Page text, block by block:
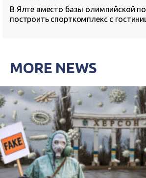
В Ялте вместо базы олимпийской
построить спорткомплекс с
MORE NEWS